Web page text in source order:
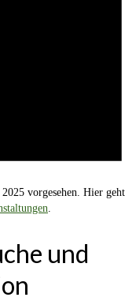
vorgesehen. Hier geht
.
und